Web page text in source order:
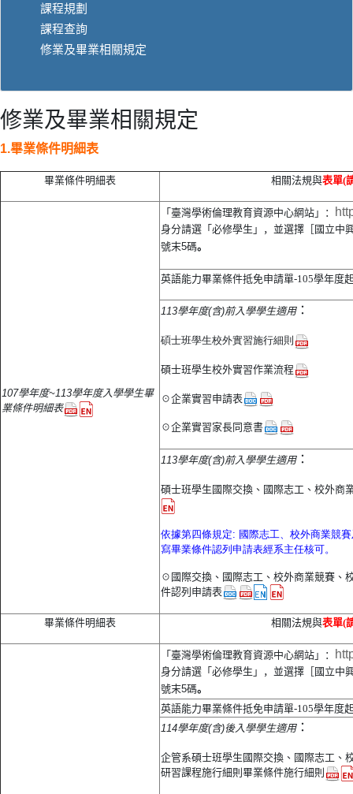
課程規劃
課程查詢
修業及畢業相關規定
修業及畢業相關規定
1.畢業條件明細表
畢業條件明細表 相關法規與表單(
107學年度~113學年度入學學生畢
業條件明細表
「臺灣學術倫理教育資源中心網站」：
身分請選「必修學生」，並選擇［國立中
號末5碼。
英語能力畢業條件抵免申請單-105學年度
113學年度(含)前入學學生適用：
碩士班學生校外實習施行細則
碩士班學生校外實習作業流程
☉企業實習申請表
☉企業實習家長同意書
113學年度(含)前入學學生適用：
碩士班學生國際交換、國際志工、校外商
依據第四條規定: 國際志工、校外商業競
寫畢業條件認列申請表經系主任核可。
☉國際交換、國際志工、校外商業競賽、
件認列申請表
畢業條件明細表 相關法規與表單(
「臺灣學術倫理教育資源中心網站」：
身分請選「必修學生」，並選擇［國立中
號末5碼。
英語能力畢業條件抵免申請單-105學年度
114學年度(含)後入學學生適用：
企管系碩士班學生國際交換、國際志工、
研習課程施行細則畢業條件施行細則